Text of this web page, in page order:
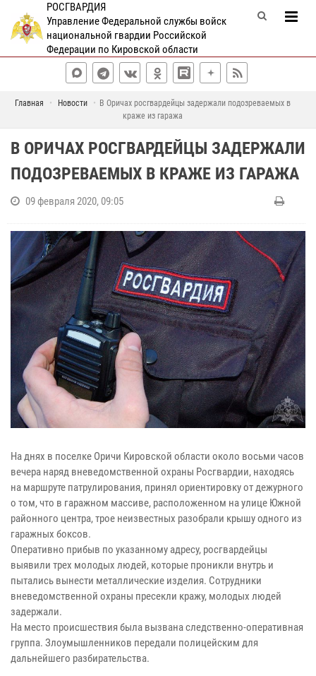
РОСГВАРДИЯ
Управление Федеральной службы войск
национальной гвардии Российской
Федерации по Кировской области
Главная Новости
В Оричах росгвардейцы задержали подозреваемых в
краже из гаража
В ОРИЧАХ РОСГВАРДЕЙЦЫ ЗАДЕРЖАЛИ
ПОДОЗРЕВАЕМЫХ В КРАЖЕ ИЗ ГАРАЖА
09 февраля 2020, 09:05
На днях в поселке Оричи Кировской области около восьми часов
вечера наряд вневедомственной охраны Росгвардии, находясь
на маршруте патрулирования, принял ориентировку от дежурного
о том, что в гаражном массиве, расположенном на улице Южной
районного центра, трое неизвестных разобрали крышу одного из
гаражных боксов.
Оперативно прибыв по указанному адресу, росгвардейцы
выявили трех молодых людей, которые проникли внутрь и
пытались вынести металлические изделия. Сотрудники
вневедомственной охраны пресекли кражу, молодых людей
задержали.
На место происшествия была вызвана следственно-оперативная
группа. Злоумышленников передали полицейским для
дальнейшего разбирательства.